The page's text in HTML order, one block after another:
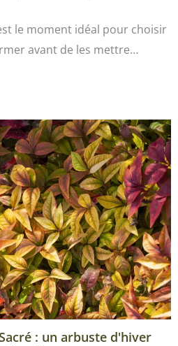
le moment idéal pour choisir
avant de les mettre…
: un arbuste d'hiver